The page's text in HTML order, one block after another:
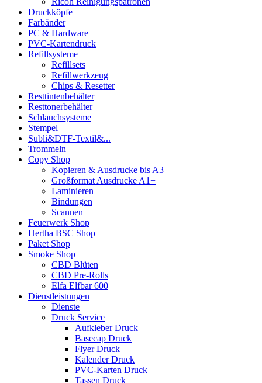
Druckköpfe
Farbänder
PC & Hardware
PVC-Kartendruck
Refillsysteme
Refillsets
Refillwerkzeug
Chips & Resetter
Resttintenbehälter
Resttonerbehälter
Schlauchsysteme
Stempel
Subli&DTF-Textil&...
Trommeln
Copy Shop
Kopieren & Ausdrucke bis A3
Großformat Ausdrucke A1+
Laminieren
Bindungen
Scannen
Feuerwerk Shop
Hertha BSC Shop
Paket Shop
Smoke Shop
CBD Blüten
CBD Pre-Rolls
Elfa Elfbar 600
Dienstleistungen
Dienste
Druck Service
Aufkleber Druck
Basecap Druck
Flyer Druck
Kalender Druck
PVC-Karten Druck
Tassen Druck